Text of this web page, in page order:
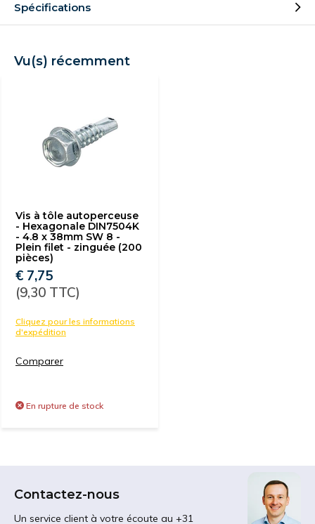
Spécifications
Vu(s) récemment
Vis à tôle autoperceuse
- Hexagonale DIN7504K
- 4.8 x 38mm SW 8 -
Plein filet - zinguée (200
pièces)
€ 7,75
(9,30 TTC)
Cliquez pour les informations
d'expédition
Comparer
En rupture de stock
Contactez-nous
Un service client à votre écoute au +31